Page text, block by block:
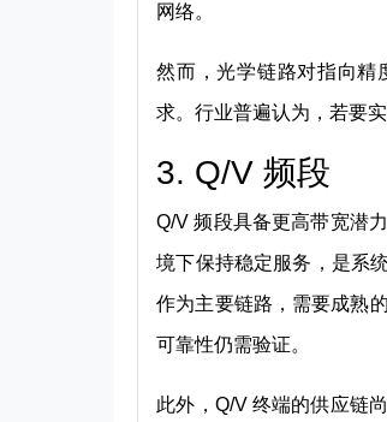
网络。
然而，光学链路对指向精
求。行业普遍认为，若要
3. Q/V 频段
Q/V 频段具备更高带宽潜
境下保持稳定服务，是系
作为主要链路，需要成熟
可靠性仍需验证。
此外，Q/V 终端的供应链